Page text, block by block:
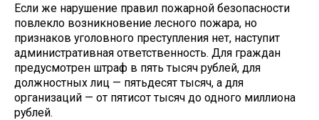
Если же нарушение правил пожарной безопасности
повлекло возникновение лесного пожара, но
признаков уголовного преступления нет, наступит
административная ответственность. Для граждан
предусмотрен штраф в пять тысяч рублей, для
должностных лиц — пятьдесят тысяч, а для
организаций — от пятисот тысяч до одного миллиона
рублей.